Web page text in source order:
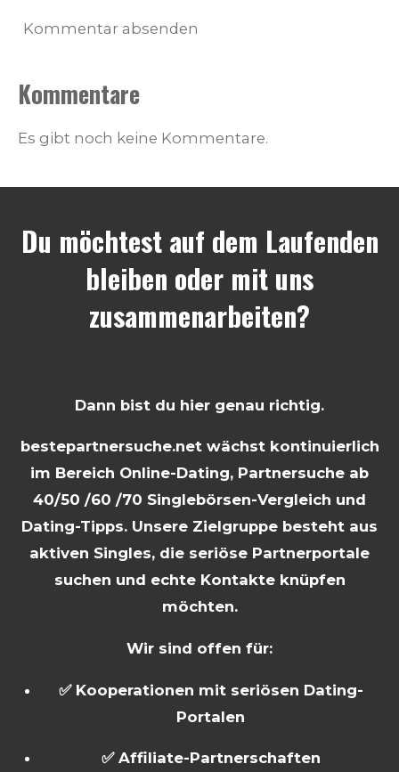
Kommentar absenden
Kommentare
Es gibt noch keine Kommentare.
Du möchtest auf dem Laufenden
bleiben oder mit uns
zusammenarbeiten?
Dann bist du hier genau richtig.
bestepartnersuche.net wächst kontinuierlich
im Bereich Online-Dating, Partnersuche ab
40/50 /60 /70 Singlebörsen-Vergleich und
Dating-Tipps. Unsere Zielgruppe besteht aus
aktiven Singles, die seriöse Partnerportale
suchen und echte Kontakte knüpfen
möchten.
Wir sind offen für:
✅ Kooperationen mit seriösen Dating-
Portalen
✅ Affiliate-Partnerschaften